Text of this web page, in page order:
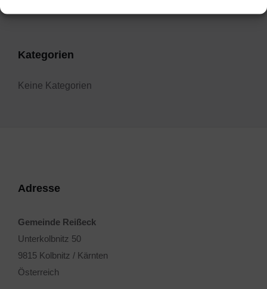
Kategorien
Keine Kategorien
Adresse
Gemeinde Reißeck
Unterkolbnitz 50
9815 Kolbnitz / Kärnten
Österreich